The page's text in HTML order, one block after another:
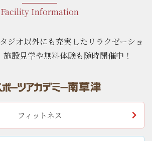
Facility Information
ジオ以外にも充実したリラクゼーショ
施設見学や無料体験も随時開催中！
フィットネス